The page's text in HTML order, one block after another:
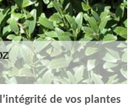
de vos plantes